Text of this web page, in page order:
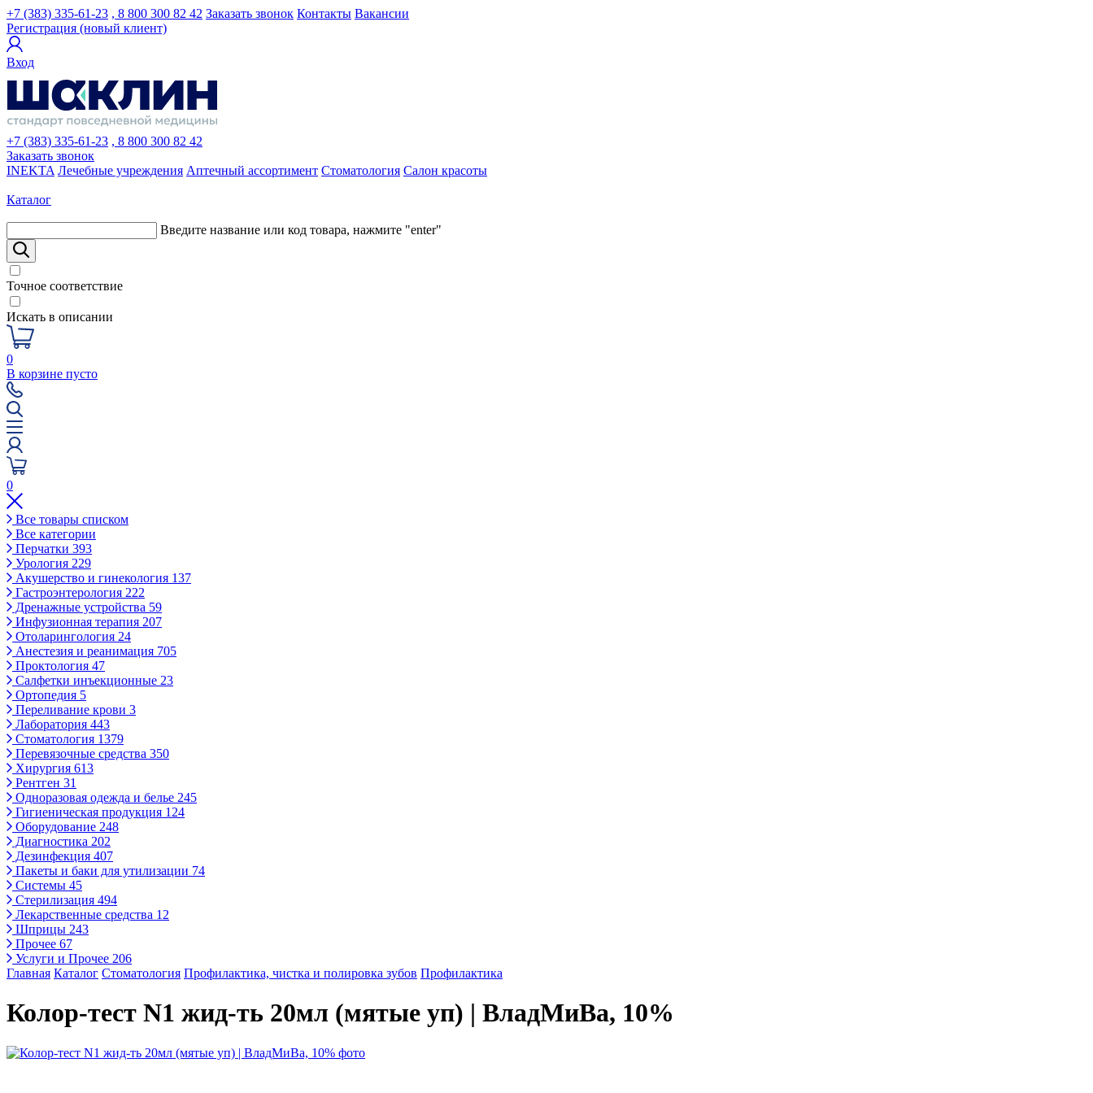
+7 (383) 335-61-23 , 8 800 300 82 42 Заказать звонок Контакты Вакансии
Регистрация (новый клиент)
Вход
+7 (383) 335-61-23 , 8 800 300 82 42
Заказать звонок
INEKTA Лечебные учреждения Аптечный ассортимент Стоматология Салон красоты
Каталог
Введите название или код товара, нажмите "enter"
Точное соответствие
Искать в описании
0
В корзине пусто
0
Все товары списком
Все категории
Перчатки 393
Урология 229
Акушерство и гинекология 137
Гастроэнтерология 222
Дренажные устройства 59
Инфузионная терапия 207
Отоларингология 24
Анестезия и реанимация 705
Проктология 47
Салфетки инъекционные 23
Ортопедия 5
Переливание крови 3
Лаборатория 443
Стоматология 1379
Перевязочные средства 350
Хирургия 613
Рентген 31
Одноразовая одежда и белье 245
Гигиеническая продукция 124
Оборудование 248
Диагностика 202
Дезинфекция 407
Пакеты и баки для утилизации 74
Системы 45
Стерилизация 494
Лекарственные средства 12
Шприцы 243
Прочее 67
Услуги и Прочее 206
Главная Каталог Стоматология Профилактика, чистка и полировка зубов Профилактика
Колор-тест N1 жид-ть 20мл (мятые уп) | ВладМиВа, 10%